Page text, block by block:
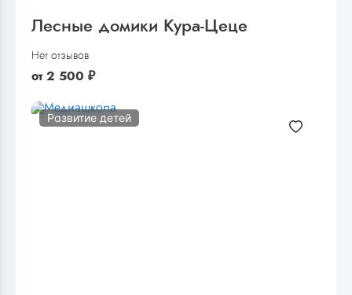
Лесные домики Кура-Цеце
Нет отзывов
от 2 500 ₽
Развитие детей